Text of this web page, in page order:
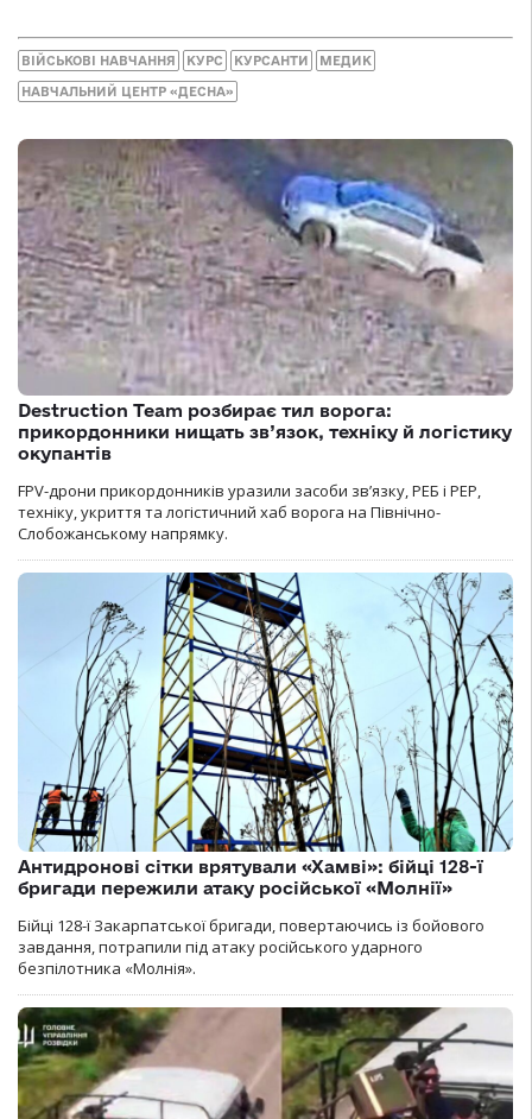
ВІЙСЬКОВІ НАВЧАННЯ КУРС КУРСАНТИ МЕДИК
НАВЧАЛЬНИЙ ЦЕНТР «ДЕСНА»
Destruction Team розбирає тил ворога:
прикордонники нищать зв’язок, техніку й логістику
окупантів
FPV-дрони прикордонників уразили засоби зв’язку, РЕБ і РЕР,
техніку, укриття та логістичний хаб ворога на Північно-
Слобожанському напрямку.
Антидронові сітки врятували «Хамві»: бійці 128-ї
бригади пережили атаку російської «Молнії»
Бійці 128-ї Закарпатської бригади, повертаючись із бойового
завдання, потрапили під атаку російського ударного
безпілотника «Молнія».